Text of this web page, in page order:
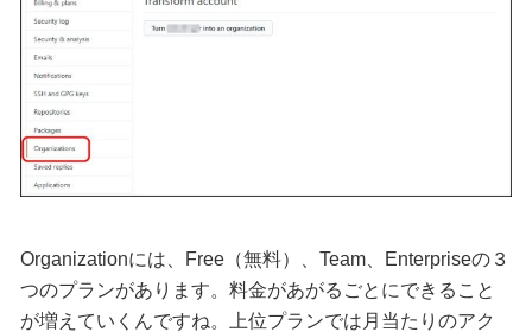
Organizationには、Free（無料）、Team、Enterpriseの３
つのプランがあります。料金があがるごとにできること
が増えていくんですね。上位プランでは月当たりのアク